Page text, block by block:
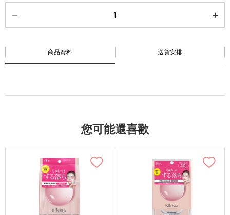
商品資料 送貨安排
您可能還喜歡